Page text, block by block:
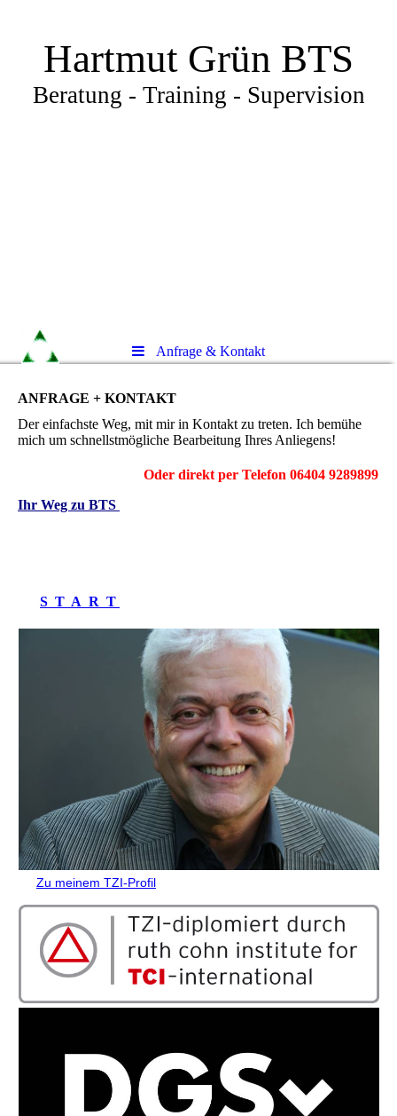
Hartmut Grün BTS
Beratung - Training - Supervision
Anfrage & Kontakt
ANFRAGE + KONTAKT
Der einfachste Weg, mit mir in Kontakt zu treten. Ich bemühe
mich um schnellstmögliche Bearbeitung Ihres Anliegens!
Oder direkt per Telefon 06404 9289899
Ihr Weg zu BTS
S T A R T
Zu meinem TZI-Profil